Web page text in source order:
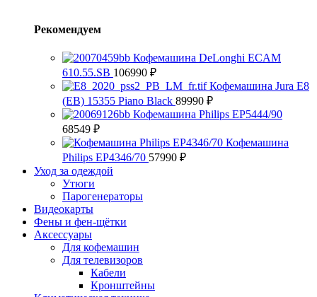
Рекомендуем
Кофемашина DeLonghi ECAM
610.55.SB 106990 ₽
Кофемашина Jura E8
(EB) 15355 Piano Black 89990 ₽
Кофемашина Philips EP5444/90
68549 ₽
Кофемашина
Philips EP4346/70 57990 ₽
Уход за одеждой
Утюги
Парогенераторы
Видеокарты
Фены и фен-щётки
Аксессуары
Для кофемашин
Для телевизоров
Кабели
Кронштейны